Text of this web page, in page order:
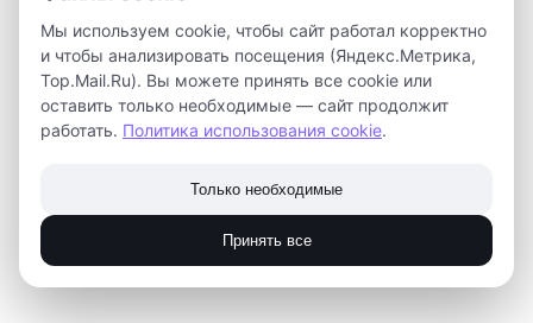
распространенными способами получения экстрактов
являются реперколяция, противоточная и
циркуляционная экстракция. С целью интенсификации
экстрагирования используются вихревая экстракция,
Мы используем cookie, чтобы сайт работал корректно
и чтобы анализировать посещения (Яндекс.Метрика,
Top.Mail.Ru). Вы можете принять все cookie или
оставить только необходимые — сайт продолжит
работать. Политика использования cookie.
Только необходимые
Принять все